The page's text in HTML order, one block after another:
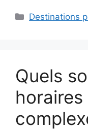
Catégories
Destinations
Quels